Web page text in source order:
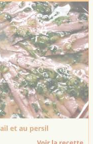
et au persil